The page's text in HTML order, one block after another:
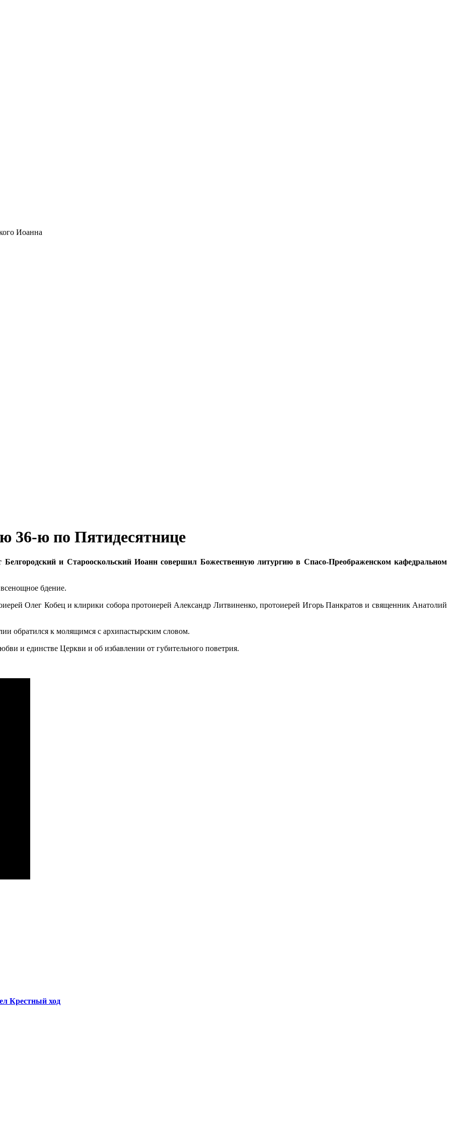
Иоанна
36-ю по Пятидесятнице
и Старооскольский Иоанн совершил Божественную литургию в Спасо-Преображенском кафедральном
бдение.
Олег Кобец и клирики собора протоиерей Александр Литвиненко, протоиерей Игорь Панкратов и священник Анатолий
обратился к молящимся с архипастырским словом.
и единстве Церкви и об избавлении от губительного поветрия.
Крестный ход